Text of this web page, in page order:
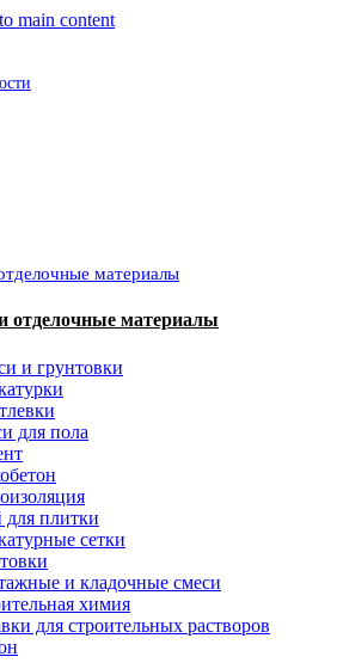
main content
материалы
отделочные материалы
и грунтовки
для пола
для плитки
сетки
и кладочные смеси
химия
для строительных растворов